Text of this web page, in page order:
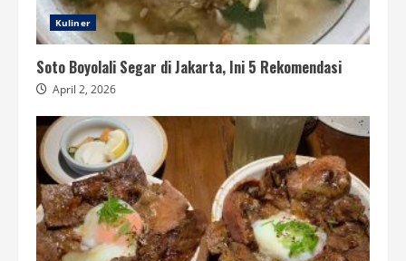
Kuliner
Soto Boyolali Segar di Jakarta, Ini 5 Rekomendasi
April 2, 2026